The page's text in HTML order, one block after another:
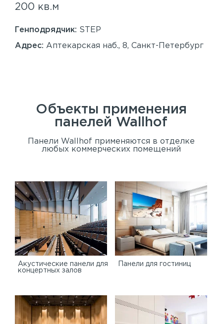
200 кв.м
Генподрядчик: STEP
Адрес: Аптекарская наб., 8, Санкт-Петербург
Объекты применения
панелей Wallhof
Панели Wallhof применяются в отделке
любых коммерческих помещений
Акустические панели для
концертных залов
Панели для гостиниц